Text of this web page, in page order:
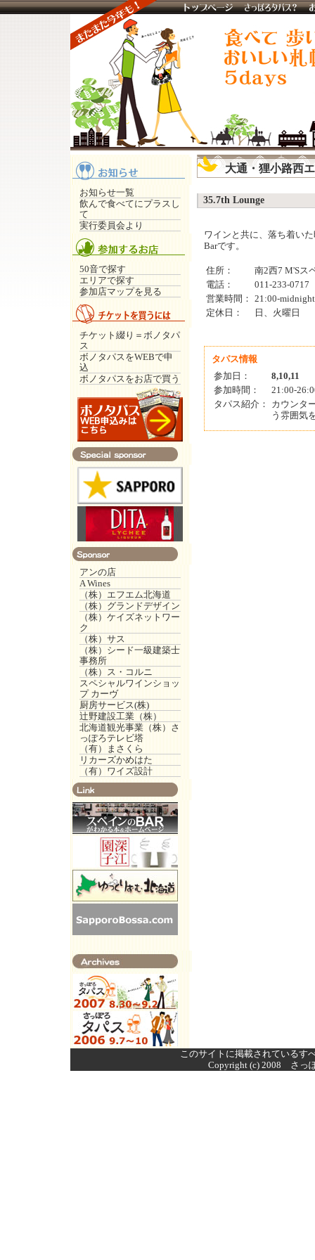
お知らせ一覧
飲んで食べてにプラスし
て
実行委員会より
50音で探す
エリアで探す
参加店マップを見る
チケット綴り＝ボノタパ
ス
ボノタパスをWEBで申
込
ボノタパスをお店で買う
アンの店
A Wines
（株）エフエム北海道
（株）グランドデザイン
（株）ケイズネットワー
ク
（株）サス
（株）シード一級建築士
事務所
（株）ス・コルニ
スペシャルワインショッ
プ カーヴ
厨房サービス(株)
辻野建設工業（株）
北海道観光事業（株）さ
っぽろテレビ塔
（有）まさくら
リカーズかめはた
（有）ワイズ設計
大通・狸小路西
35.7th Lounge
ワインと共に、落ち着い
Barです。
住所：
南2西7 M'Sス
電話：
011-233-0717
営業時間： 21:00-midnight
定休日：
日、火曜日
タパス情報
参加日：
8,10,11
参加時間：
21:00-
タパス紹介：
カウンタ
う雰囲気
このサイトに掲載されているす
Copyright (c) 2008 さっ